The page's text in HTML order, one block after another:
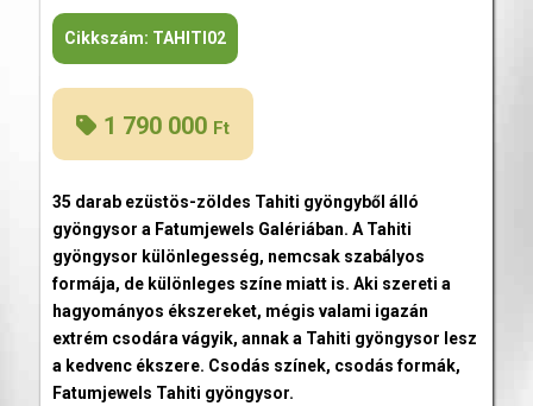
Cikkszám: TAHITI02
1 790 000 Ft
35 darab ezüstös-zöldes Tahiti gyöngyből álló
gyöngysor a Fatumjewels Galériában. A Tahiti
gyöngysor különlegesség, nemcsak szabályos
formája, de különleges színe miatt is. Aki szereti a
hagyományos ékszereket, mégis valami igazán
extrém csodára vágyik, annak a Tahiti gyöngysor lesz
a kedvenc ékszere. Csodás színek, csodás formák,
Fatumjewels Tahiti gyöngysor.